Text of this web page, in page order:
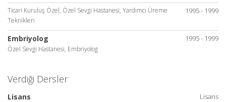
1995 - 1999
Ticari Kuruluş Özel, Özel Sevgi Hastanesi, Yardımcı Üreme
Teknikleri
1995 - 1999
Embriyolog
Özel Sevgi Hastanesi, Embriyolog
Verdiği Dersler
Lisans
Lisans